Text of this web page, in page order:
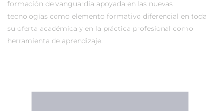
formación de vanguardia apoyada en las nuevas
tecnologías como elemento formativo diferencial en toda
su oferta académica y en la práctica profesional como
herramienta de aprendizaje.